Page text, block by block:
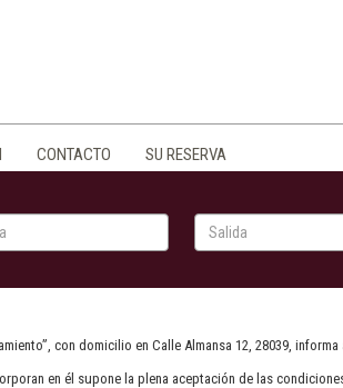
CONTACTO SU RESERVA
con domicilio en Calle Almansa 12, 28039,
en él supone la plena aceptación de las